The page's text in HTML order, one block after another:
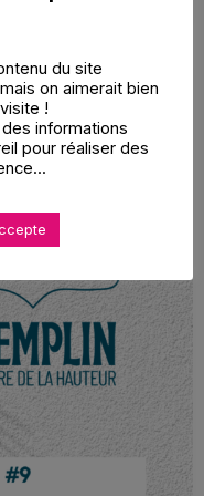
pour garder
du site
on aimerait bien
!
informations
pour réaliser des